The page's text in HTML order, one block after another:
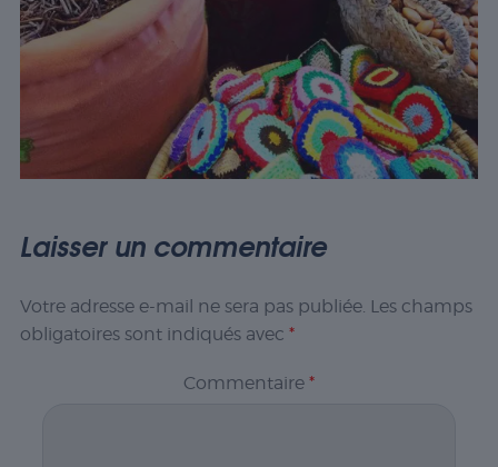
Laisser un commentaire
Votre adresse e-mail ne sera pas publiée. Les champs
obligatoires sont indiqués avec *
Commentaire *